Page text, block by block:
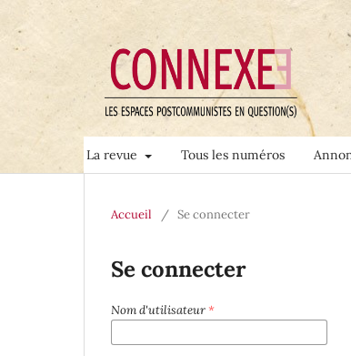
La revue Tous les numéros
Accueil / Se connecter
Se connecter
Nom d'utilisateur *